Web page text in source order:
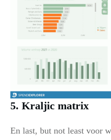
5. Kraljic matrix
En last, but not least voor